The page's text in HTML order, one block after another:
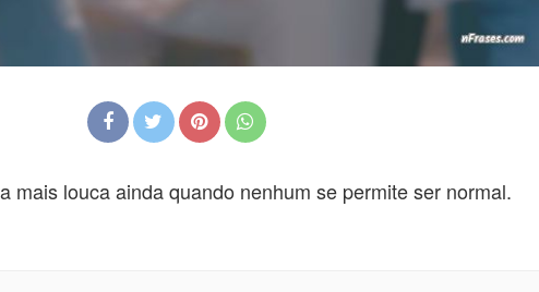
mais louca ainda quando nenhum se permite ser normal.